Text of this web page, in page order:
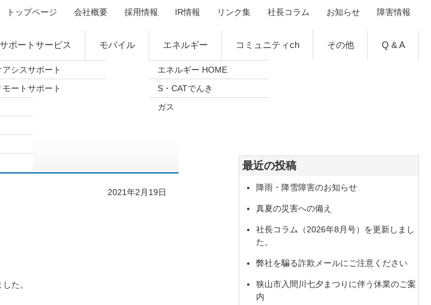
トップページ 会社概要 採用情報 IR情報 リンク集 社長コラム お知らせ 障害情報
サポートサービス
アシスサポート
モートサポート
モバイル エネルギー
エネルギー HOME
S・CATでんき
ガス
コミュニティch その他 Q & A
てのご連絡
最近の投稿
降雨・降雪障害のお知らせ
真夏の災害への備え
社長コラム（2026年8月号）を更新しまし
た。
弊社を騙る詐欺メールにご注意ください
狭山市入間川七夕まつりに伴う休業のご案
内
2021年2月19日
た。